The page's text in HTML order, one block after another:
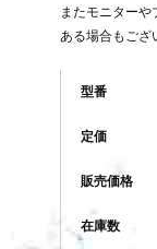
またモニター
ある場合もござ
型番
定価
販売価格
在庫数